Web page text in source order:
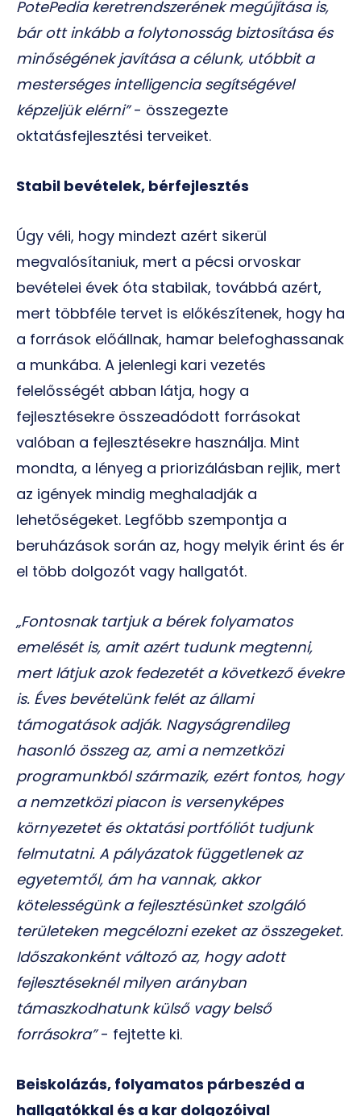
PotePedia keretrendszerének megújítása is,
bár ott inkább a folytonosság biztosítása és
minőségének javítása a célunk, utóbbit a
mesterséges intelligencia segítségével
képzeljük elérni”- összegezte
oktatásfejlesztési terveiket.
Stabil bevételek, bérfejlesztés
Úgy véli, hogy mindezt azért sikerül
megvalósítaniuk, mert a pécsi orvoskar
bevételei évek óta stabilak, továbbá azért,
mert többféle tervet is előkészítenek, hogy ha
a források előállnak, hamar belefoghassanak
a munkába. A jelenlegi kari vezetés
felelősségét abban látja, hogy a
fejlesztésekre összeadódott forrásokat
valóban a fejlesztésekre használja. Mint
mondta, a lényeg a priorizálásban rejlik, mert
az igények mindig meghaladják a
lehetőségeket. Legfőbb szempontja a
beruházások során az, hogy melyik érint és ér
el több dolgozót vagy hallgatót.
„Fontosnak tartjuk a bérek folyamatos
emelését is, amit azért tudunk megtenni,
mert látjuk azok fedezetét a következő évekre
is. Éves bevételünk felét az állami
támogatások adják. Nagyságrendileg
hasonló összeg az, ami a nemzetközi
programunkból származik, ezért fontos, hogy
a nemzetközi piacon is versenyképes
környezetet és oktatási portfóliót tudjunk
felmutatni. A pályázatok függetlenek az
egyetemtől, ám ha vannak, akkor
kötelességünk a fejlesztésünket szolgáló
területeken megcélozni ezeket az összegeket.
Időszakonként változó az, hogy adott
fejlesztéseknél milyen arányban
támaszkodhatunk külső vagy belső
forrásokra”- fejtette ki.
Beiskolázás, folyamatos párbeszéd a
hallgatókkal és a kar dolgozóival